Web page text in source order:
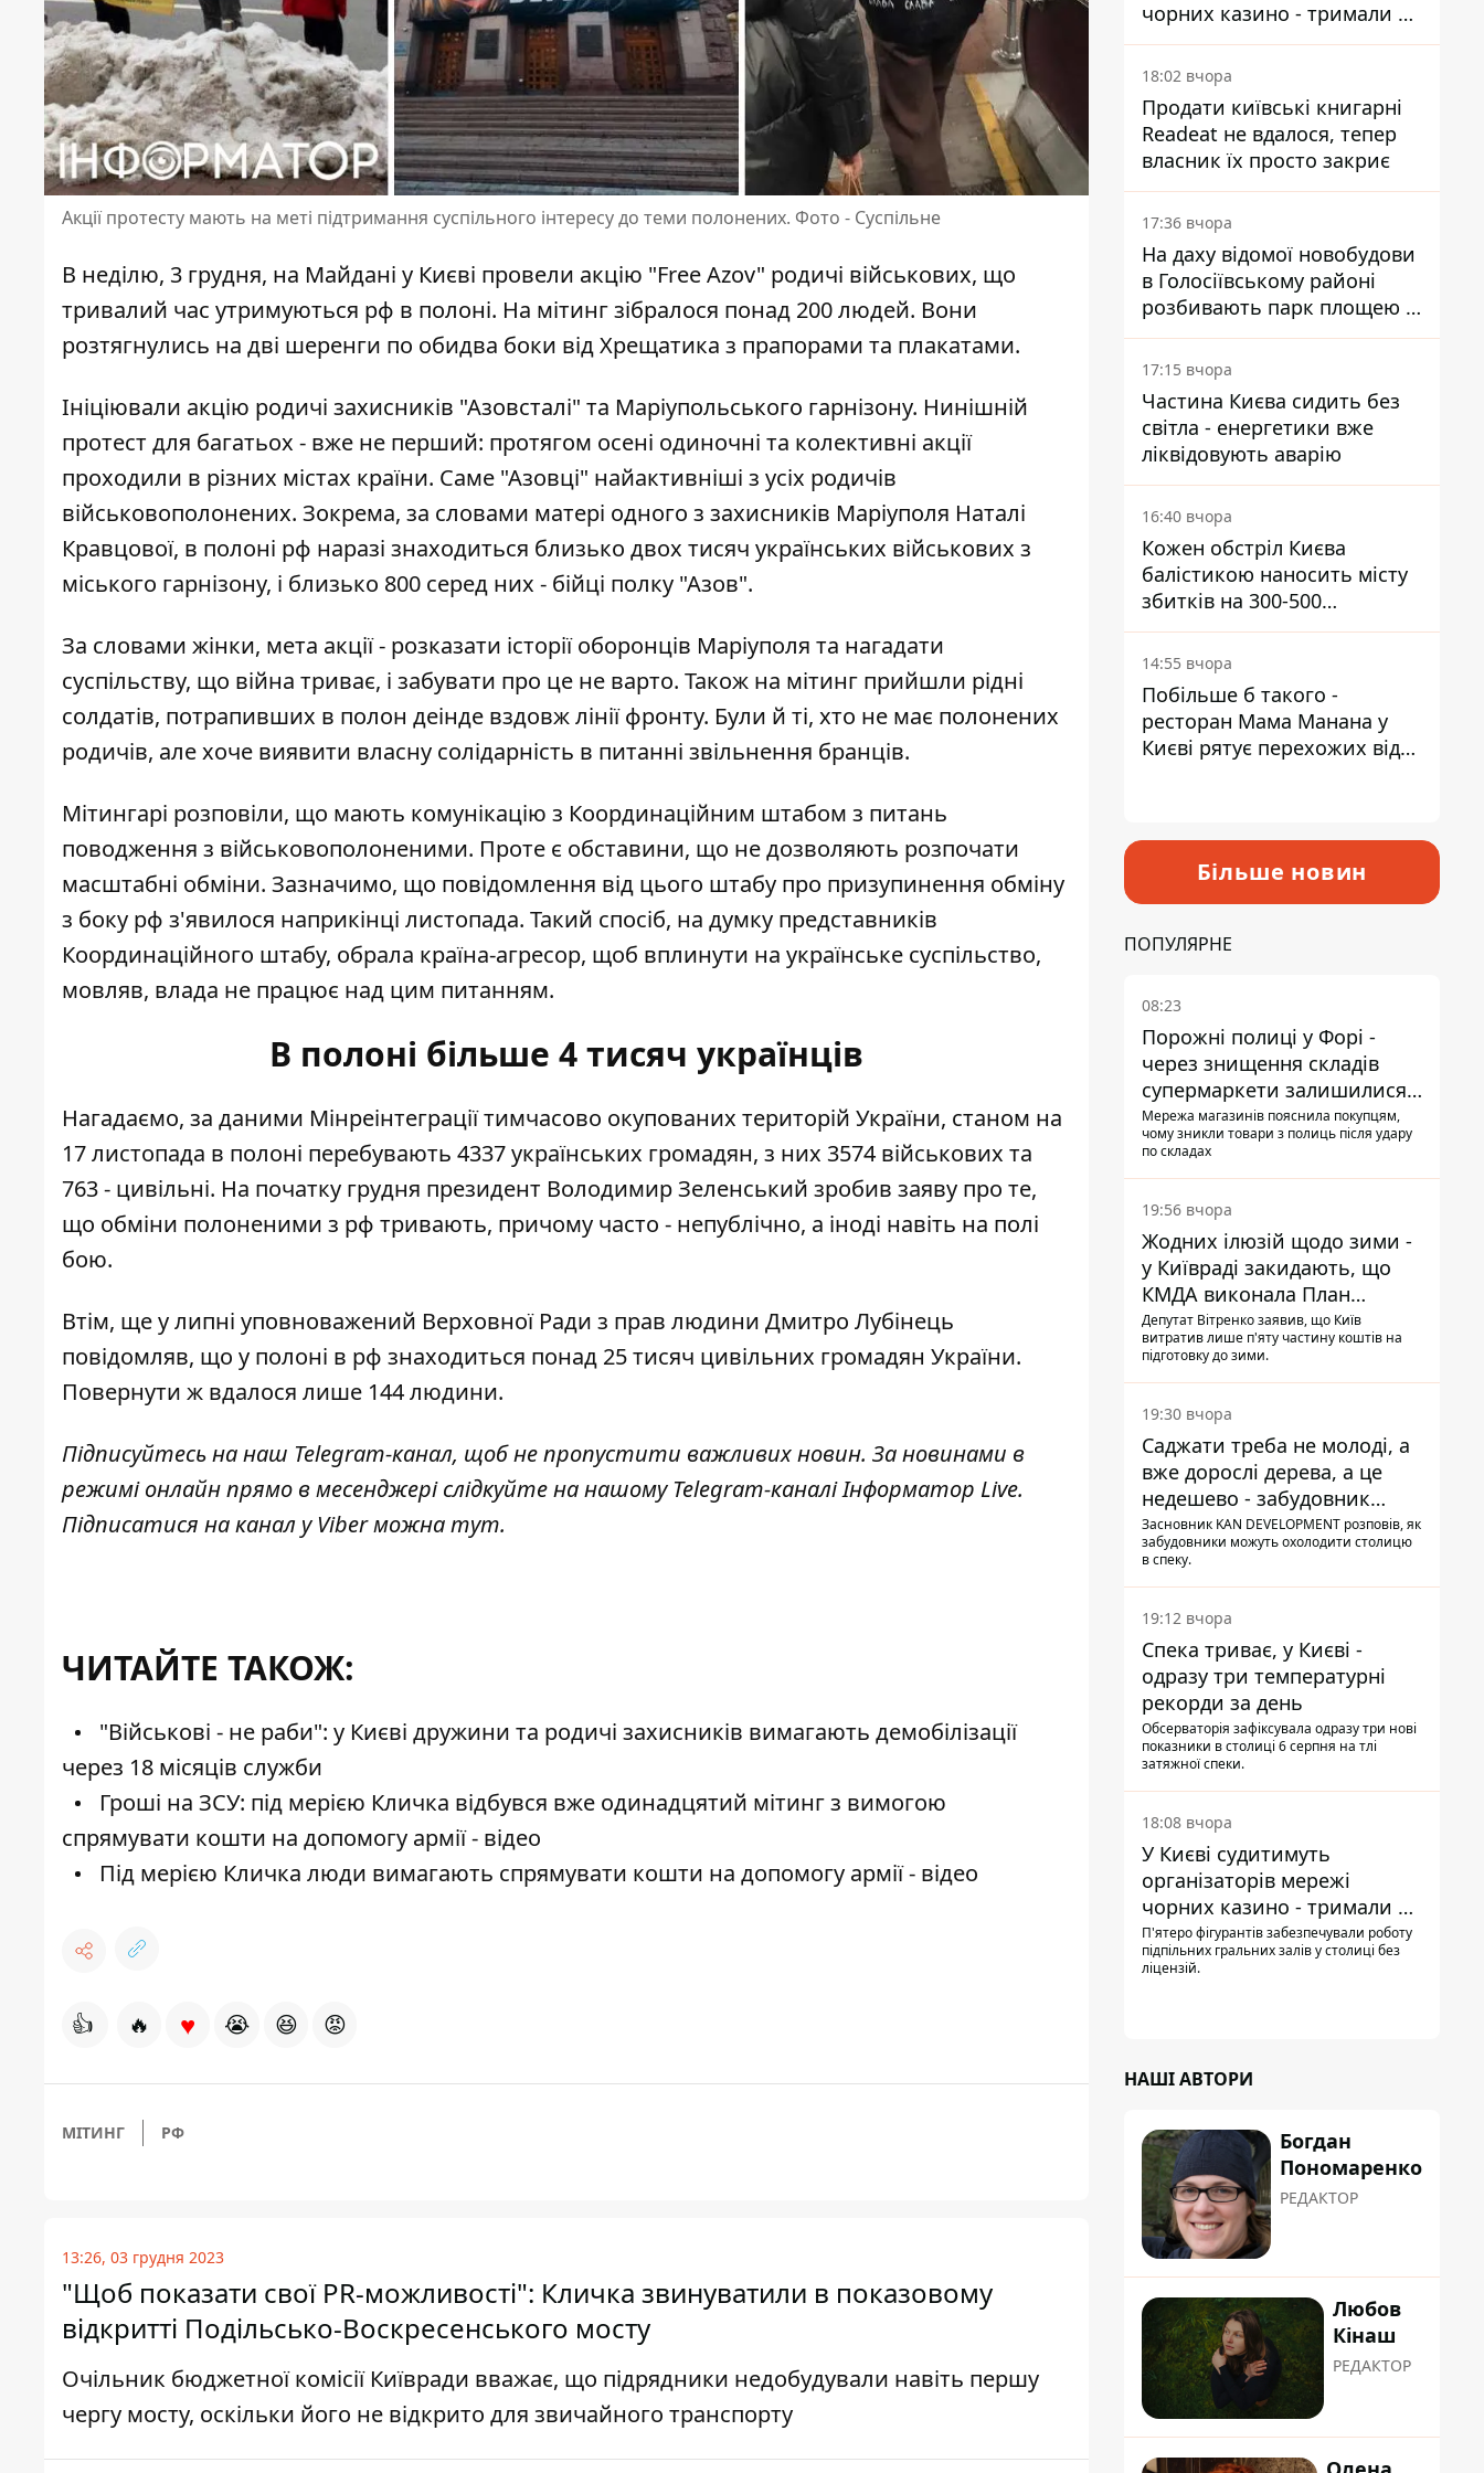
Акції протесту мають на меті підтримання суспільного інтересу до теми полонених. Фото - Суспільне
В неділю, 3 грудня, на Майдані у Києві провели акцію "Free Azov" родичі військових, що
тривалий час утримуються рф в полоні. На мітинг зібралося понад 200 людей. Вони
розтягнулись на дві шеренги по обидва боки від Хрещатика з прапорами та плакатами.
Ініціювали акцію родичі захисників "Азовсталі" та Маріупольського гарнізону. Нинішній
протест для багатьох - вже не перший: протягом осені одиночні та колективні акції
проходили в різних містах країни. Саме "Азовці" найактивніші з усіх родичів
військовополонених. Зокрема, за словами матері одного з захисників Маріуполя Наталі
Кравцової, в полоні рф наразі знаходиться близько двох тисяч українських військових з
міського гарнізону, і близько 800 серед них - бійці полку "Азов".
За словами жінки, мета акції - розказати історії оборонців Маріуполя та нагадати
суспільству, що війна триває, і забувати про це не варто. Також на мітинг прийшли рідні
солдатів, потрапивших в полон деінде вздовж лінії фронту. Були й ті, хто не має полонених
родичів, але хоче виявити власну солідарність в питанні звільнення бранців.
Мітингарі розповіли, що мають комунікацію з Координаційним штабом з питань
поводження з військовополоненими. Проте є обставини, що не дозволяють розпочати
масштабні обміни. Зазначимо, що повідомлення від цього штабу про призупинення обміну
з боку рф з'явилося наприкінці листопада. Такий спосіб, на думку представників
Координаційного штабу, обрала країна-агресор, щоб вплинути на українське суспільство,
мовляв, влада не працює над цим питанням.
В полоні більше 4 тисяч українців
Нагадаємо, за даними Мінреінтеграції тимчасово окупованих територій України, станом на
17 листопада в полоні перебувають 4337 українських громадян, з них 3574 військових та
763 - цивільні. На початку грудня президент Володимир Зеленський зробив заяву про те,
що обміни полоненими з рф тривають, причому часто - непублічно, а іноді навіть на полі
бою.
Втім, ще у липні уповноважений Верховної Ради з прав людини Дмитро Лубінець
повідомляв, що у полоні в рф знаходиться понад 25 тисяч цивільних громадян України.
Повернути ж вдалося лише 144 людини.
Підписуйтесь на наш Telegram-канал, щоб не пропустити важливих новин. За новинами в
режимі онлайн прямо в месенджері слідкуйте на нашому Telegram-каналіІнформатор Live.
Підписатися на канал у Viber можнатут.
ЧИТАЙТЕ ТАКОЖ:
"Військові - не раби": у Києві дружини та родичі захисників вимагають демобілізації
через 18 місяців служби
Гроші на ЗСУ: під мерією Кличка відбувся вже одинадцятий мітинг з вимогою
спрямувати кошти на допомогу армії - відео
Під мерією Кличка люди вимагають спрямувати кошти на допомогу армії - відео
👍 🔥 ♥ 😭 😆 😡
МІТИНГ РФ
13:26, 03 грудня 2023
"Щоб показати свої PR-можливості": Кличка звинуватили в показовому
відкритті Подільсько-Воскресенського мосту
Очільник бюджетної комісії Київради вважає, що підрядники недобудували навіть першу
чергу мосту, оскільки його не відкрито для звичайного транспорту
чорних казино - тримали 39
закладів
18:02 вчора
Продати київські книгарні
Readeat не вдалося, тепер
власник їх просто закриє
17:36 вчора
На даху відомої новобудови
в Голосіївському районі
розбивають парк площею в
гектар
17:15 вчора
Частина Києва сидить без
світла - енергетики вже
ліквідовують аварію
16:40 вчора
Кожен обстріл Києва
балістикою наносить місту
збитків на 300-500
мільйонів - Петро
Пантелеєв
14:55 вчора
Побільше б такого -
ресторан Мама Манана у
Києві рятує перехожих від
Більше новин
ПОПУЛЯРНЕ
08:23
Порожні полиці у Форі -
через знищення складів
супермаркети залишилися
без асортименту
Мережа магазинів пояснила покупцям,
чому зникли товари з полиць після удару
по складах
19:56 вчора
Жодних ілюзій щодо зими -
у Київраді закидають, що
КМДА виконала План
стійкості на 20%
Депутат Вітренко заявив, що Київ
витратив лише п'яту частину коштів на
підготовку до зими.
19:30 вчора
Саджати треба не молоді, а
вже дорослі дерева, а це
недешево - забудовник
Ніконов
Засновник KAN DEVELOPMENT розповів, як
забудовники можуть охолодити столицю
в спеку.
19:12 вчора
Спека триває, у Києві -
одразу три температурні
рекорди за день
Обсерваторія зафіксувала одразу три нові
показники в столиці 6 серпня на тлі
затяжної спеки.
18:08 вчора
У Києві судитимуть
організаторів мережі
чорних казино - тримали 39
закладів
П'ятеро фігурантів забезпечували роботу
підпільних гральних залів у столиці без
ліцензій.
НАШІ АВТОРИ
Богдан
Пономаренко
РЕДАКТОР
Любов
Кінаш
РЕДАКТОР